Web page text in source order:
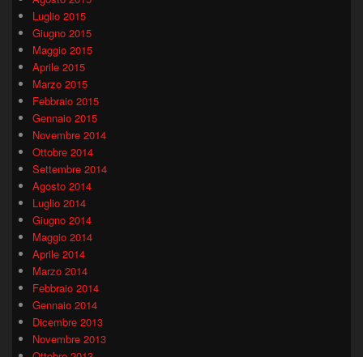
Luglio 2015
Giugno 2015
Maggio 2015
Aprile 2015
Marzo 2015
Febbraio 2015
Gennaio 2015
Novembre 2014
Ottobre 2014
Settembre 2014
Agosto 2014
Luglio 2014
Giugno 2014
Maggio 2014
Aprile 2014
Marzo 2014
Febbraio 2014
Gennaio 2014
Dicembre 2013
Novembre 2013